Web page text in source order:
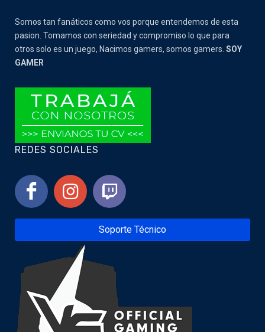
Somos tan fanáticos como vos porque entendemos de esta
pasion. Tomamos con seriedad y compromiso lo que para
otros solo es un juego, Nacimos gamers, somos gamers. SOY
GAMER
REDES SOCIALES
Soporte Técnico